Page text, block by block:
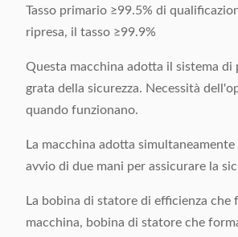
Tasso primario ≥99.5% di
ripresa, il tasso ≥99.9%
Questa macchina adotta il sistema di
grata della sicurezza. Necessità
quando funzionano.
La macchina adotta
avvio di due mani per assicurare la
La bobina di statore di efficienza che
macchina, bobina di statore che